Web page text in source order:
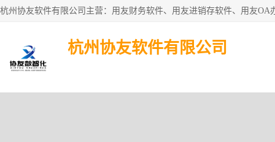
杭州协友软件有限公司